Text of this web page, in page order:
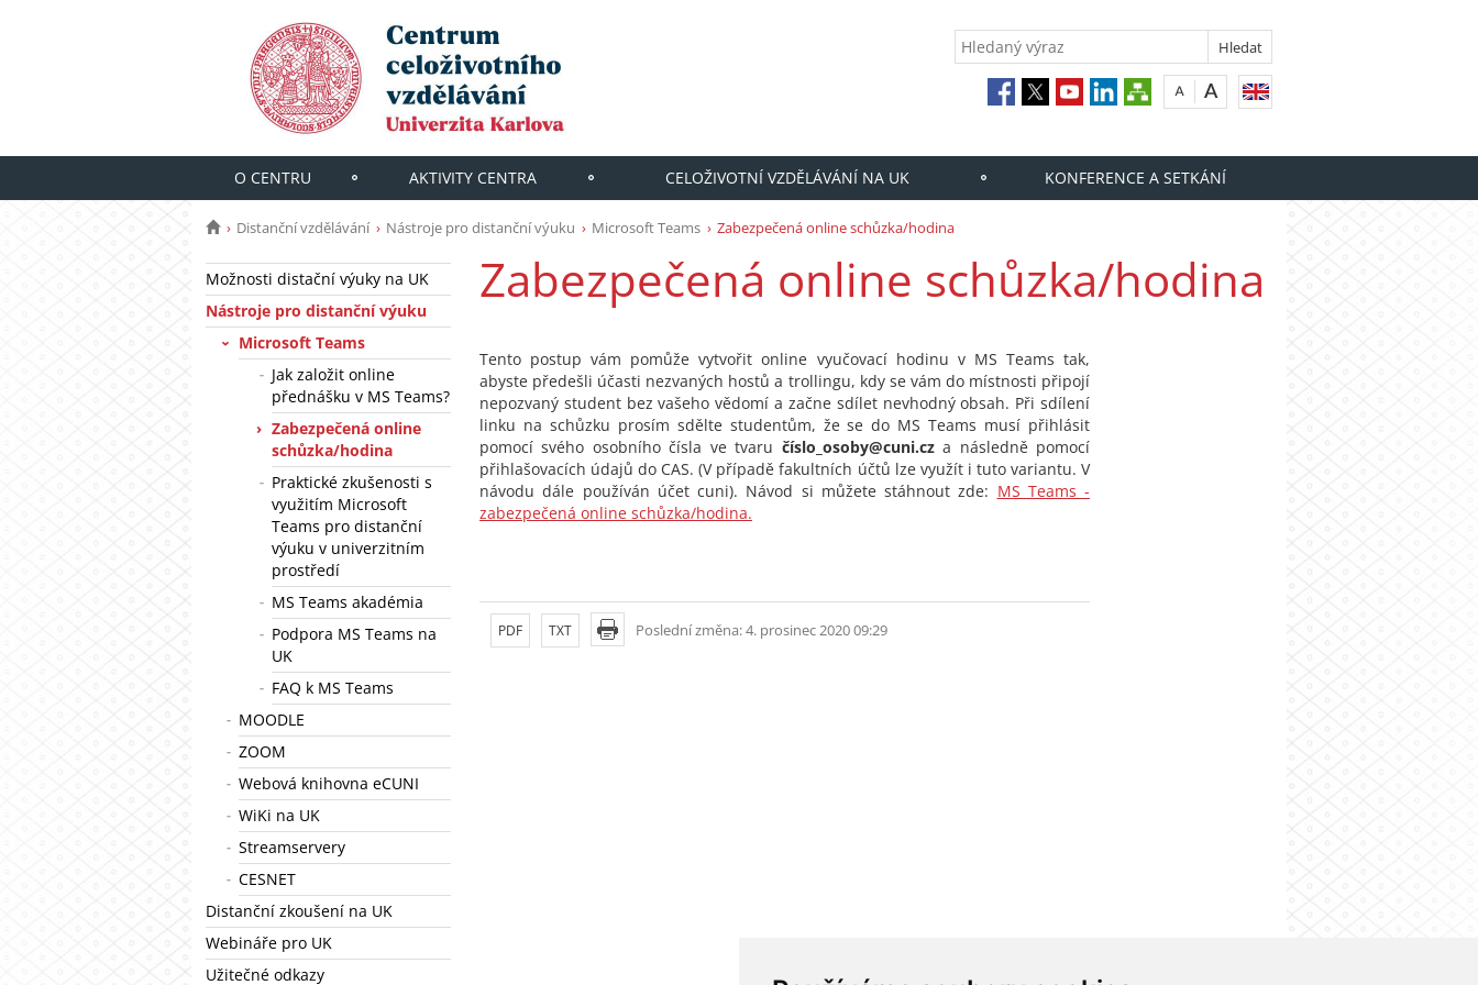
O CENTRU AKTIVITY CENTRA CELOŽIVOTNÍ VZDĚLÁVÁNÍ NA UK KONFERENCE A SETKÁNÍ
Distanční vzdělávání Nástroje pro distanční výuku Microsoft Teams Zabezpečená online schůzka/hodina
Možnosti distační výuky na UK
Nástroje pro distanční výuku
Microsoft Teams
Jak založit online
přednášku v MS Teams?
Zabezpečená online
schůzka/hodina
Praktické zkušenosti s
využitím Microsoft
Teams pro distanční
výuku v univerzitním
prostředí
MS Teams akadémia
Podpora MS Teams na
UK
FAQ k MS Teams
MOODLE
ZOOM
Webová knihovna eCUNI
WiKi na UK
Streamservery
CESNET
Distanční zkoušení na UK
Webináře pro UK
Užitečné odkazy
Zabezpečená online schůzka/hodina
Tento postup vám pomůže vytvořit online vyučovací hodinu v MS Teams tak,
abyste předešli účasti nezvaných hostů a trollingu, kdy se vám do místnosti připojí
nepozvaný student bez vašeho vědomí a začne sdílet nevhodný obsah. Při sdílení
linku na schůzku prosím sdělte studentům, že se do MS Teams musí přihlásit
pomocí svého osobního čísla ve tvaru číslo_osoby@cuni.cza následně pomocí
přihlašovacích údajů do CAS. (V případě fakultních účtů lze využít i tuto variantu. V
návodu dále používán účet cuni). Návod si můžete stáhnout zde: MS Teams -
zabezpečená online schůzka/hodina.
Poslední změna: 4. prosinec 2020 09:29
PDF TXT